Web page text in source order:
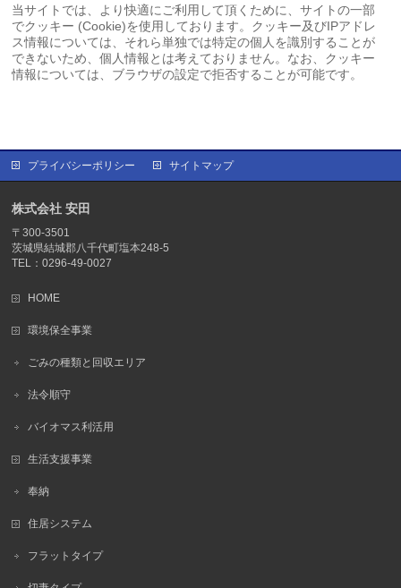
当サイトでは、より快適にご利用して頂くために、サイトの一部
でクッキー (Cookie)を使用しております。クッキー及びIPアドレ
ス情報については、それら単独では特定の個人を識別することが
できないため、個人情報とは考えておりません。なお、クッキー
情報については、ブラウザの設定で拒否することが可能です。
プライバシーポリシー サイトマップ
株式会社 安田
〒300-3501
茨城県結城郡八千代町塩本248-5
TEL：0296-49-0027
HOME
環境保全事業
ごみの種類と回収エリア
法令順守
バイオマス利活用
生活支援事業
奉納
住居システム
フラットタイプ